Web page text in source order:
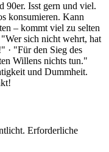
90er. Isst gern und viel.
konsumieren. Kann
– kommt viel zu selten
sich nicht wehrt, hat
· "Für den Sieg des
Willens nichts tun."
und Dummheit.
Erforderliche